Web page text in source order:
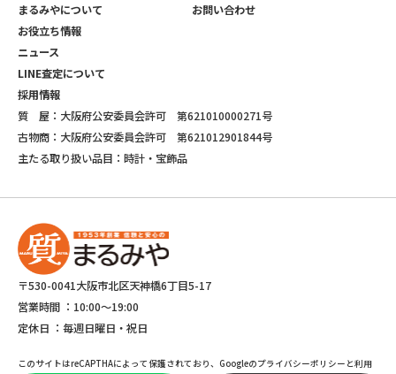
まるみやについて
お役立ち情報
ニュース
LINE査定について
採用情報
お問い合わせ
質 屋：大阪府公安委員会許可 第621010000271号
古物商：大阪府公安委員会許可 第621012901844号
主たる取り扱い品目：時計・宝飾品
〒530-0041大阪市北区天神橋6丁目5-17
営業時間 ： 10:00～19:00
定休日 ： 毎週日曜日・祝日
このサイトはreCAPTHAによって保護されており、Googleのプライバシーポリシーと利用